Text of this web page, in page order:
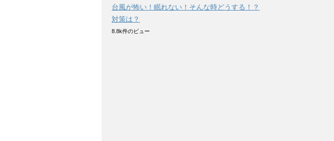
台風が怖い！眠れない！そんな時どうする！？
対策は？
8.8k件のビュー